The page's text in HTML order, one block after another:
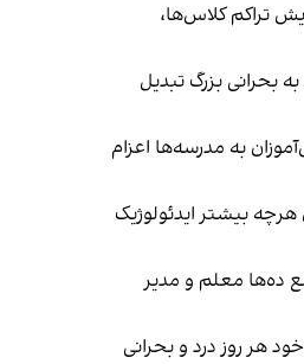
تراکم کلاس‌ها،
بحرانی بزرگ تبدیل
۱۵ هزار طلبه با هدف تاثیرگذاری بر دانش‌آموزان به مدرسه‌ها اعزام
بیشتر ایدئولوژیک
ده‌ها معلم و مدیر
هر روز درد و بحرانی